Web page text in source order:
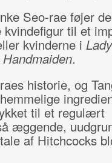
Seo-rae føjer
til et
kvinderne i Lady
Handmaiden.
historie, og
til et regulært
æggende,
af Hitchcocks